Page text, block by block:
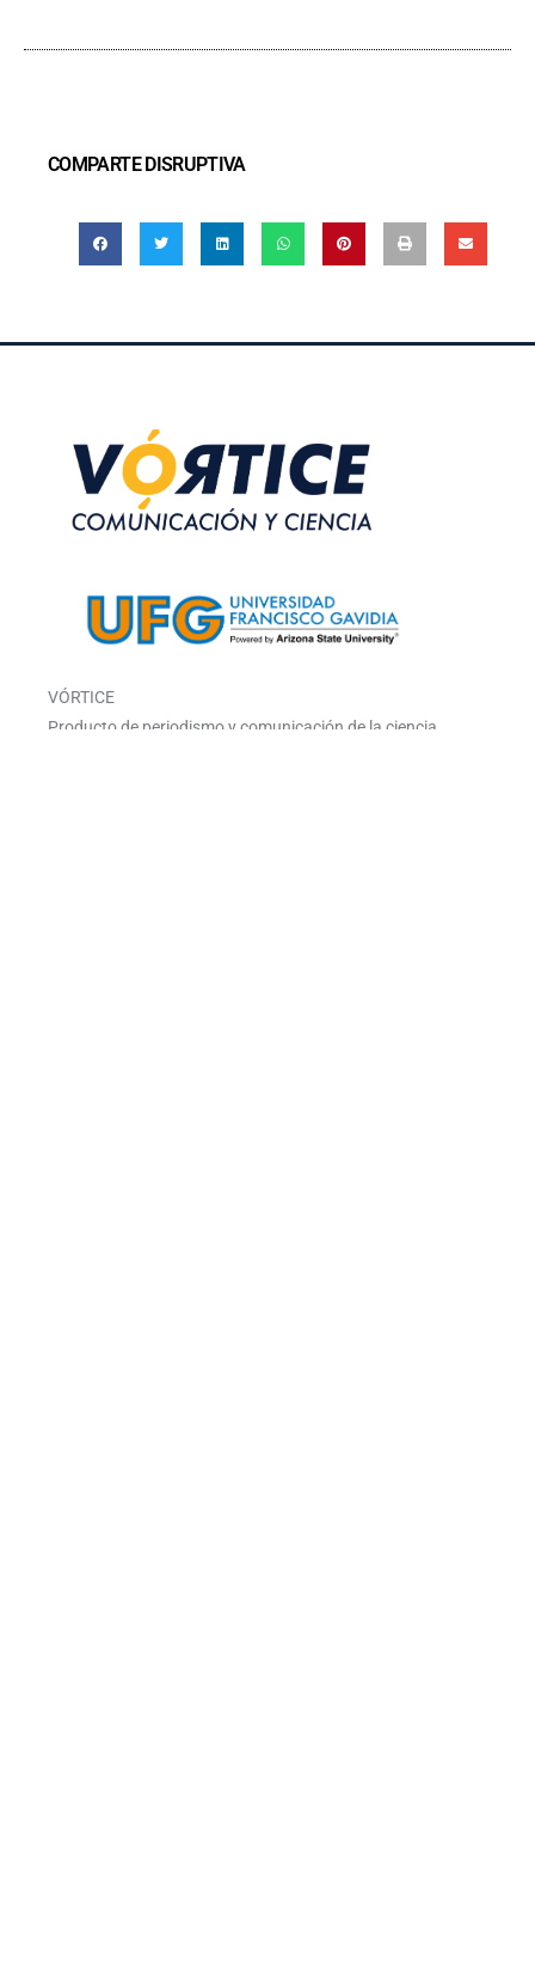
COMPARTE DISRUPTIVA
VÓRTICE
Producto de periodismo y comunicación de la ciencia